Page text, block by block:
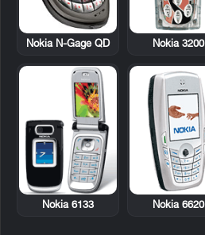
Nokia 3200
Nokia N-Gage QD
Nokia 6620
Nokia 6133